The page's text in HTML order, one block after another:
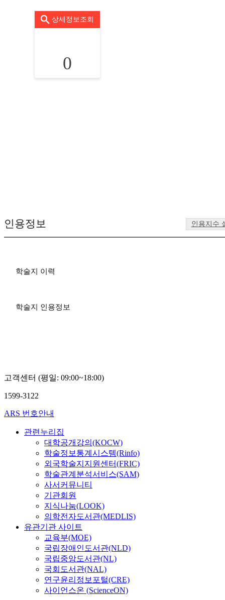
상세정보조회
0
인용정보 인용지수
학술지 이력
학술지 인용정보
고객센터 (평일: 09:00~18:00)
1599-3122
ARS 번호안내
관련누리집
대학공개강의(KOCW)
학술정보통계시스템(Rinfo)
외국학술지지원센터(FRIC)
학술관계분석서비스(SAM)
사서커뮤니티
기관회원
지식나눔(LOOK)
의학전자도서관(MEDLIS)
유관기관 사이트
교육부(MOE)
국립장애인도서관(NLD)
국립중앙도서관(NL)
국회도서관(NAL)
연구윤리정보포털(CRE)
사이언스온 (ScienceON)